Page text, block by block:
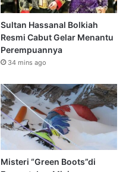
Sultan Hassanal Bolkiah
Resmi Cabut Gelar Menantu
Perempuannya
34 mins ago
Misteri “Green Boots”di